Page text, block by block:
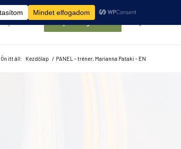
Kapcsolat Belépés/Regisztráció
Ön itt áll: Kezdőlap / PANEL – tréner, Marianna Pataki – EN